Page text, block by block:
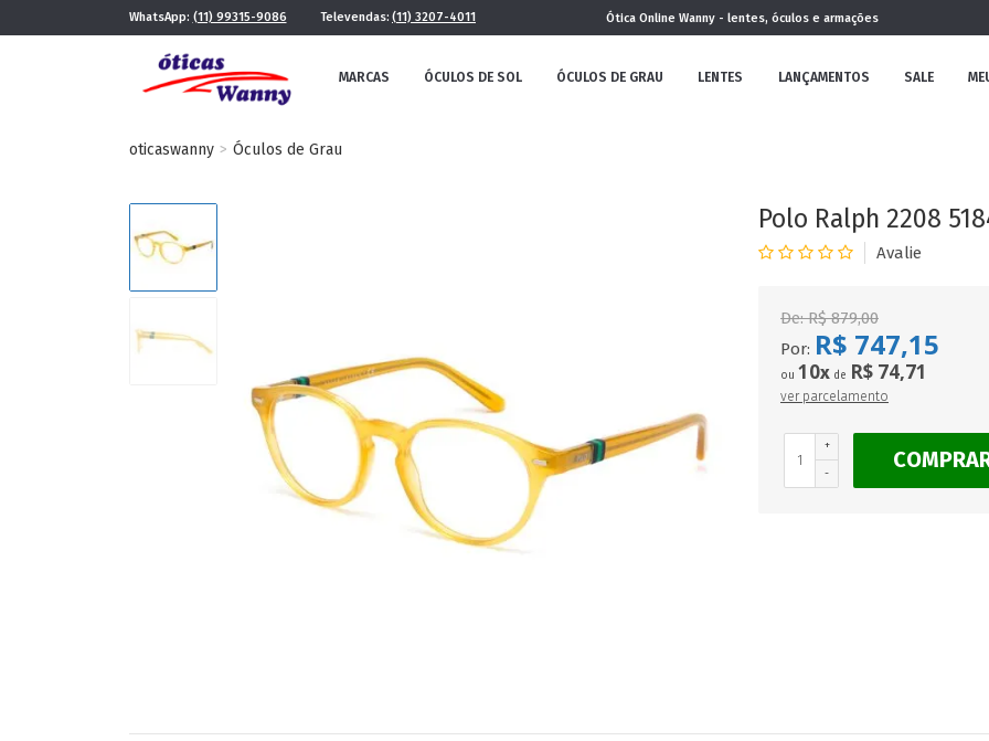
WhatsApp: (11) 99315-9086 Televendas: (11) 3207-4011 Ótica Online Wanny - lentes, óculos e armações
MARCAS ÓCULOS DE SOL ÓCULOS DE GRAU LENTES LANÇAMENTOS SALE
COLEÇÃO
FUTURISTA REDONDOS CLÁSSICO
oticaswanny Óculos de Grau
Polo Ralph 2208
De:R$ 879,00
Por: R$ 747,15
ou 10x de R$ 74,71
ver parcelamento
+
-